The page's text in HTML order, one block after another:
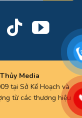
Media
tại Sở Kế Hoạch và
từ các thương hiệu